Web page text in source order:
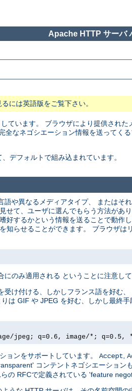
Apache HTTP サーバ
には英語版をご覧下さい。
います。 ブラウザにより提供され
なネゴシエーション情報を送ってく
デフォルトで組み込まれています。
や異なるメディアタイプ、 またはそ
て、ユーザに選んでもらう方法があ
するかという情報を送ることで動作
らせることができます。 ブラウザは
のみ適用される ということに注意して
け付ける、しかしフランス語を好む
GIF や JPEG を好む、しかし最終手
jpeg; q=0.6, image/*; q=0.5,
ョンをサポートしています。 Accept
コンテントネゴシエーション
の RFCで定義されている 'feature